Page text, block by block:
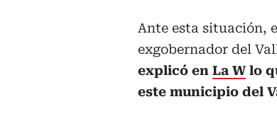
Ante esta situación,
exgobernador del
explicó en La W lo
este municipio del